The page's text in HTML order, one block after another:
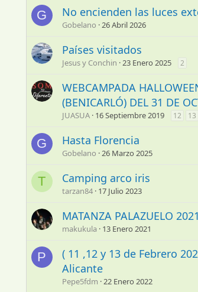
G No encienden las luces
Gobelano 26 Abril 2026
Países visitados
Jesus y Conchin 23 Enero 2025 2
WEBCAMPADA
(BENICARLÓ) DEL 31 DE
JUASUA 16 Septiembre 2019 12 13
G Hasta Florencia
Gobelano 26 Marzo 2025
T Camping arco iris
tarzan84 17 Julio 2023
MATANZA PALAZUELO 2021
makukula 13 Enero 2021
P
( 11 ,12 y 13 de Febrero
Alicante
Pepe5fdm 22 Enero 2022